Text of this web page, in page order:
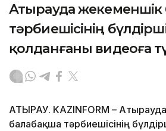
Атырауда жекеменшік
тәрбиешісінің
қолданғаны видеоға
АТЫРАУ. KAZINFORM –
балабақша тәрбиешісінің